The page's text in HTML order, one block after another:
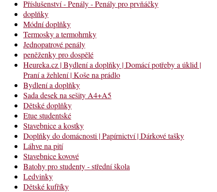
Příslušenství - Penály - Penály pro prvňáčky
doplňky
Módní doplňky
Termosky a termohrnky
Jednopatrové penály
peněženky pro dospělé
Heureka.cz | Bydlení a doplňky | Domácí potřeby a úklid |
Praní a žehlení | Koše na prádlo
Bydlení a doplňky
Sada desek na sešity A4+A5
Dětské doplňky
Etue studentské
Stavebnice a kostky
Doplňky do domácnosti | Papírnictví | Dárkové tašky
Láhve na pití
Stavebnice kovové
Batohy pro studenty - střední škola
Ledvinky
Dětské kufříky